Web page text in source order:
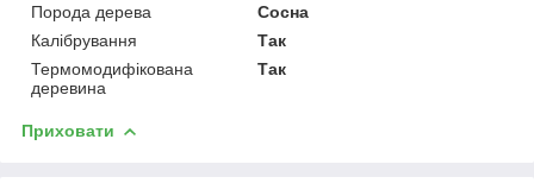
Порода дерева
Сосна
Калібрування
Так
Термомодифікована
деревина
Так
Приховати